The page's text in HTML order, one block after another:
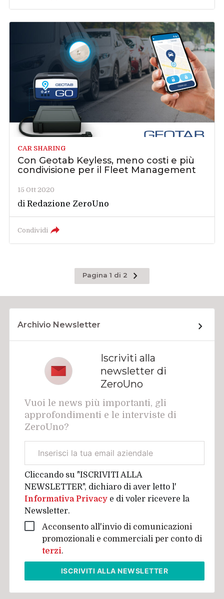
CAR SHARING
Con Geotab Keyless, meno costi e più
condivisione per il Fleet Management
15 Ott 2020
diRedazione ZeroUno
Condividi
Pagina 1 di 2
Pagina
successiva
Archivio Newsletter
Iscriviti alla
newsletter di
ZeroUno
Vuoi le news più importanti, gli
approfondimenti e le interviste di
ZeroUno?
aziendale
Cliccando su "ISCRIVITI ALLA
NEWSLETTER", dichiaro di aver letto l'
Informativa Privacy e di voler ricevere la
Newsletter.
Acconsento all'invio di comunicazioni
promozionali e commerciali per conto di
terzi.
ISCRIVITI ALLA NEWSLETTER